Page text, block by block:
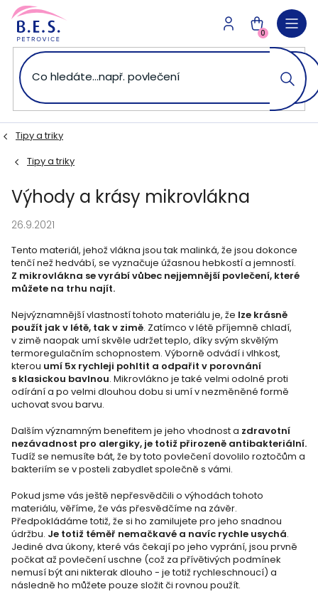
Přejít
obsah
NÁKUPNÍ
KOŠÍK
0
Tipy a triky
Tipy a triky
Výhody a krásy mikrovlákna
26.9.2021
Tento materiál, jehož vlákna jsou tak malinká, že jsou dokonce
tenčí než hedvábí, se vyznačuje úžasnou hebkostí a jemností.
Z mikrovlákna se vyrábí vůbec nejjemnější povlečení, které
můžete na trhu najít.
Nejvýznamnější vlastností tohoto materiálu je, že lze krásně
použít jak v létě, tak v zimě. Zatímco v létě příjemně chladí,
v zimě naopak umí skvěle udržet teplo, díky svým skvělým
termoregulačním schopnostem. Výborně odvádí i vlhkost,
kterou umí 5x rychleji pohltit a odpařit v porovnání
s klasickou bavlnou. Mikrovlákno je také velmi odolné proti
odírání a po velmi dlouhou dobu si umí v nezměněné formě
uchovat svou barvu.
Dalším významným benefitem je jeho vhodnost a zdravotní
nezávadnost pro alergiky, je totiž přirozeně antibakteriální.
Tudíž se nemusíte bát, že by toto povlečení dovolilo roztočům a
bakteriím se v posteli zabydlet společně s vámi.
Pokud jsme vás ještě nepřesvědčili o výhodách tohoto
materiálu, věříme, že vás přesvědčíme na závěr.
Předpokládáme totiž, že si ho zamilujete pro jeho snadnou
údržbu. Je totiž téměř nemačkavé a navíc rychle usychá.
Jediné dva úkony, které vás čekají po jeho vyprání, jsou prvně
počkat až povlečení uschne (což za přívětivých podmínek
nemusí být ani nikterak dlouho - je totiž rychleschnoucí) a
následně ho můžete pouze složit či rovnou použít.